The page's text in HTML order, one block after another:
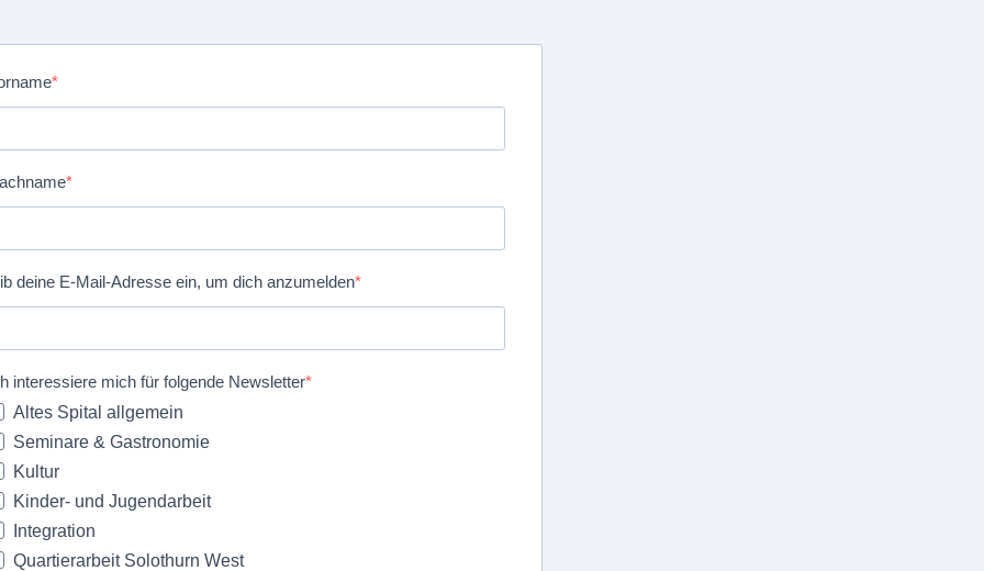
deine E-Mail-Adresse ein, um dich anzumelden
interessiere mich für folgende Newsletter
Altes Spital allgemein
Seminare & Gastronomie
Kultur
Kinder- und Jugendarbeit
Integration
Quartierarbeit Solothurn West